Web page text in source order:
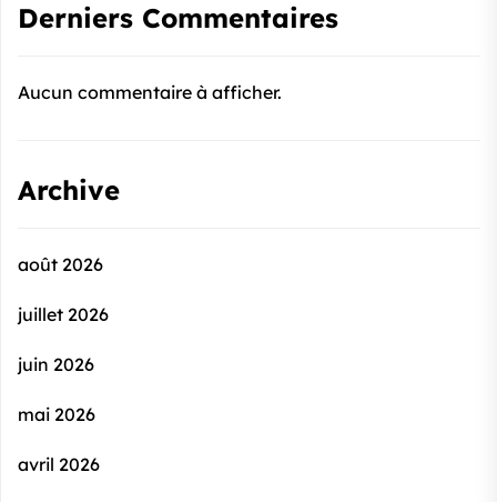
Derniers Commentaires
Aucun commentaire à afficher.
Archive
août 2026
juillet 2026
juin 2026
mai 2026
avril 2026